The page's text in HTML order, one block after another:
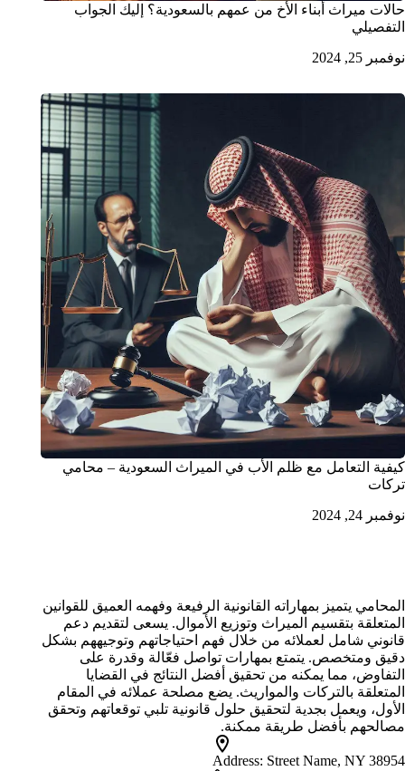
حالات ميراث أبناء الأخ من عمهم بالسعودية؟ إليك الجواب
التفصيلي
نوفمبر 25, 2024
كيفية التعامل مع ظلم الأب في الميراث السعودية – محامي
تركات
نوفمبر 24, 2024
المحامي يتميز بمهاراته القانونية الرفيعة وفهمه العميق للقوانين
المتعلقة بتقسيم الميراث وتوزيع الأموال. يسعى لتقديم دعم
قانوني شامل لعملائه من خلال فهم احتياجاتهم وتوجيههم بشكل
دقيق ومتخصص. يتمتع بمهارات تواصل فعّالة وقدرة على
التفاوض، مما يمكنه من تحقيق أفضل النتائج في القضايا
المتعلقة بالتركات والمواريث. يضع مصلحة عملائه في المقام
الأول، ويعمل بجدية لتحقيق حلول قانونية تلبي توقعاتهم وتحقق
مصالحهم بأفضل طريقة ممكنة.
Address: Street Name, NY 38954